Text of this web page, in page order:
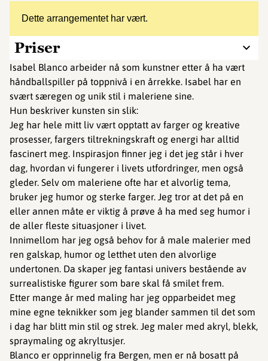
Dette arrangementet har vært.
Priser
Isabel Blanco arbeider nå som kunstner etter å ha vært
håndballspiller på toppnivå i en årrekke. Isabel har en
svært særegen og unik stil i maleriene sine.
Hun beskriver kunsten sin slik:
Jeg har hele mitt liv vært opptatt av farger og kreative
prosesser, fargers tiltrekningskraft og energi har alltid
fascinert meg. Inspirasjon finner jeg i det jeg står i hver
dag, hvordan vi fungerer i livets utfordringer, men også
gleder. Selv om maleriene ofte har et alvorlig tema,
bruker jeg humor og sterke farger. Jeg tror at det på en
eller annen måte er viktig å prøve å ha med seg humor i
de aller fleste situasjoner i livet.
Innimellom har jeg også behov for å male malerier med
ren galskap, humor og letthet uten den alvorlige
undertonen. Da skaper jeg fantasi univers bestående av
surrealistiske figurer som bare skal få smilet frem.
Etter mange år med maling har jeg opparbeidet meg
mine egne teknikker som jeg blander sammen til det som
i dag har blitt min stil og strek. Jeg maler med akryl, blekk,
spraymaling og akryltusjer.
Blanco er opprinnelig fra Bergen, men er nå bosatt på